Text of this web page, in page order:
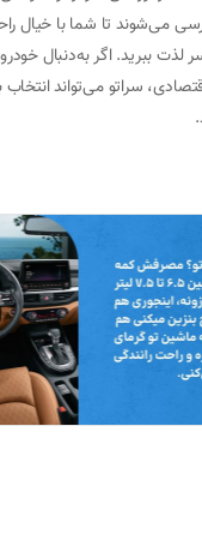
می‌شوند تا شما با خیال
لذت ببرید. اگر به‌دنبال
سراتو می‌تواند انتخاب